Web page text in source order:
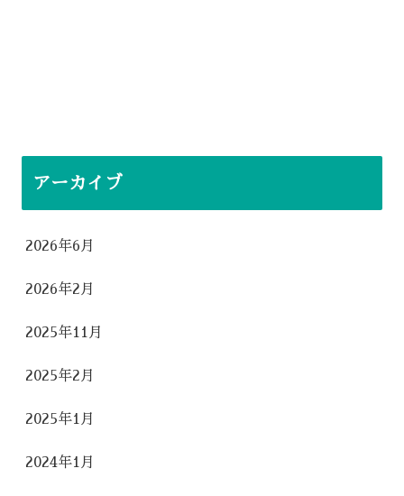
アーカイブ
2026年6月
2026年2月
2025年11月
2025年2月
2025年1月
2024年1月